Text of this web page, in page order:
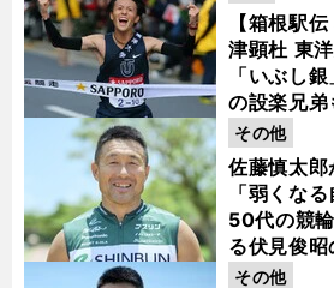
【箱根駅
津顕杜 東
「いぶし
の設楽兄弟
金栗杯に輝
佐藤慎太郎
「弱くな
50代の競
る伏見俊昭
その他
その他